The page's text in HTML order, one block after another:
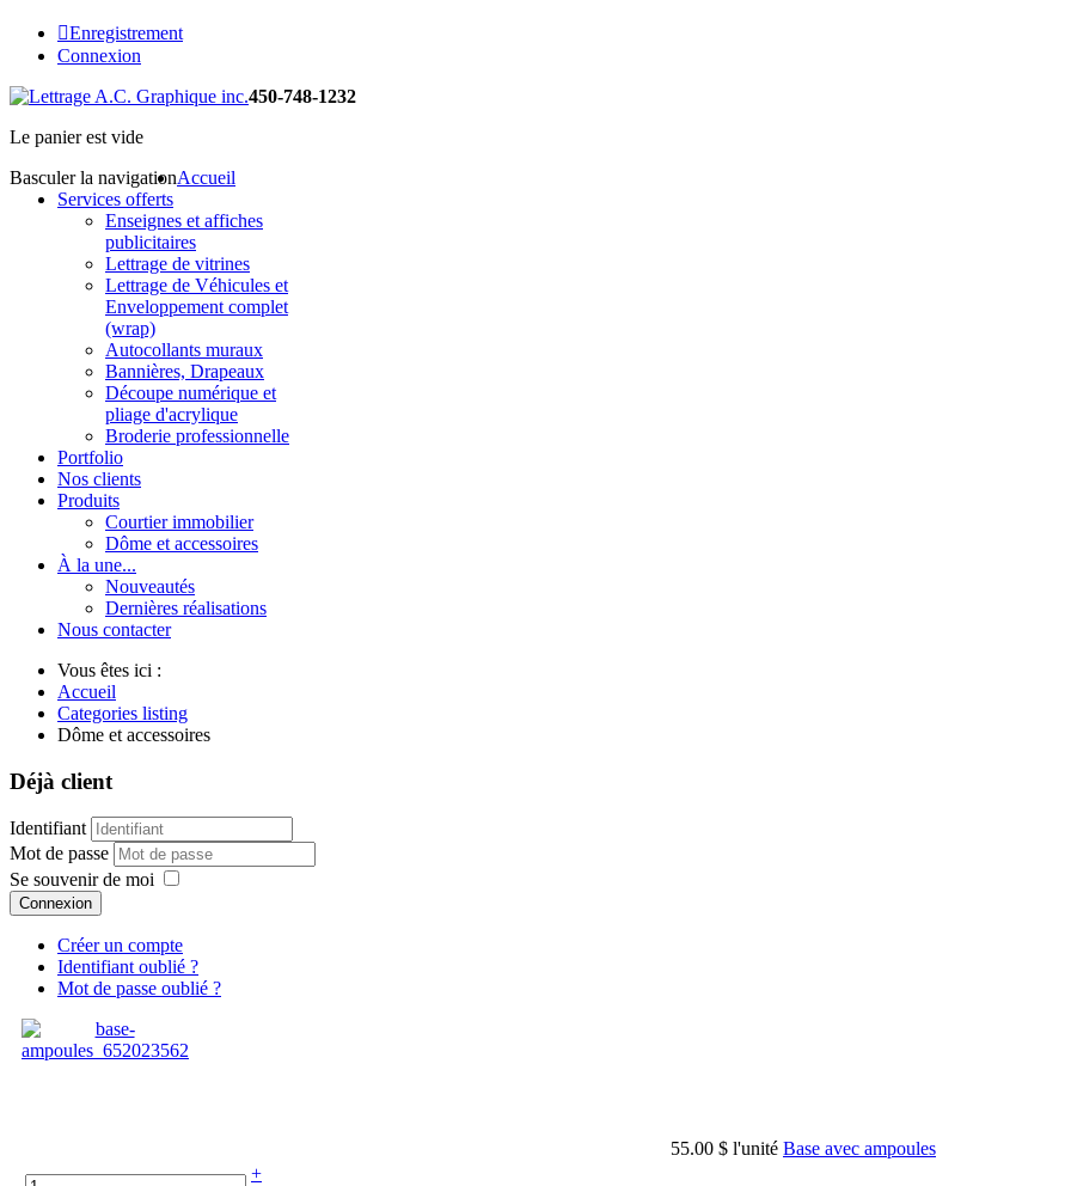
Enregistrement
Connexion
450-748-1232
Le panier est vide
Basculer la navigationAccueil
Services offerts
Enseignes et affiches
publicitaires
Lettrage de vitrines
Lettrage de Véhicules et
Enveloppement complet
(wrap)
Autocollants muraux
Bannières, Drapeaux
Découpe numérique et
pliage d'acrylique
Broderie professionnelle
Portfolio
Nos clients
Produits
Courtier immobilier
Dôme et accessoires
À la une...
Nouveautés
Dernières réalisations
Nous contacter
Vous êtes ici :
Accueil
Categories listing
Dôme et accessoires
Déjà client
Identifiant
Mot de passe
Se souvenir de moi
Connexion
Créer un compte
Identifiant oublié ?
Mot de passe oublié ?
55.00 $ l'unité Base avec ampoules
+